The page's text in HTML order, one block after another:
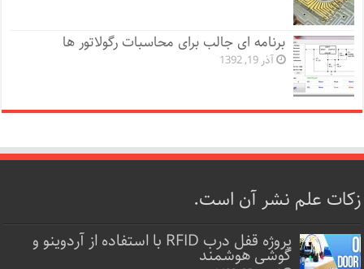
برنامه ای جالب برای محاسبات رگولاتور ها
آذر 19, 1392
زکات علم نشر آن است.
پروژه قفل‌ درب RFID با استفاده از آردوینو و
گوشی هوشمند